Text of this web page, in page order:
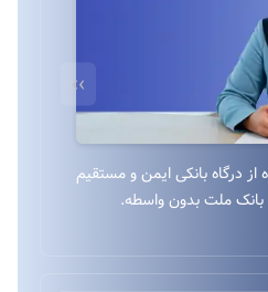
از درگاه بانکی ایمن و مستقیم
بانک ملت بدون واسطه.
››